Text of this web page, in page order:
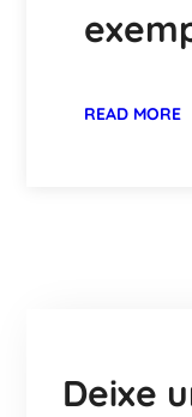
READ MORE
Deixe